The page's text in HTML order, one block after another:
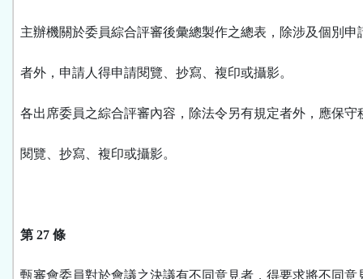
主辦機關於委員綜合評審後彙總製作之總表，除涉及個別申
者外，申請人得申請閱覽、抄寫、複印或攝影。
各出席委員之綜合評審內容，除法令另有規定者外，應保守
閱覽、抄寫、複印或攝影。
第 27 條
甄審會委員對於會議之決議有不同意見者，得要求將不同意